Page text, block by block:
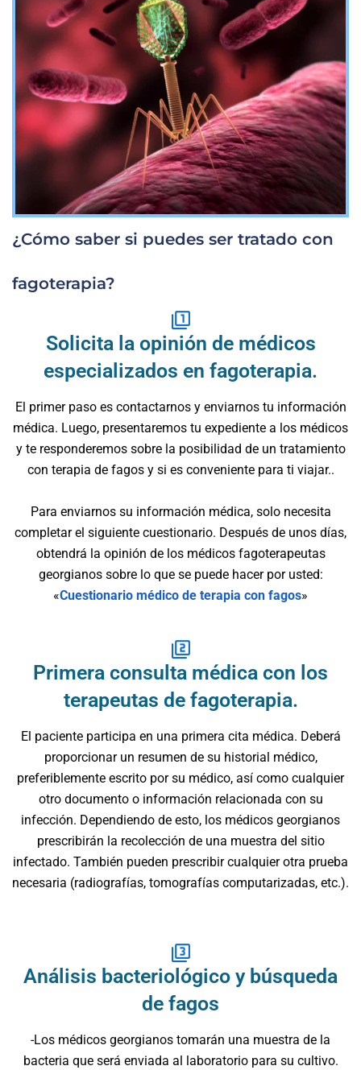
¿Cómo saber si puedes ser tratado con
fagoterapia?
Solicita la opinión de médicos
especializados en fagoterapia.
El primer paso es contactarnos y enviarnos tu información
médica. Luego, presentaremos tu expediente a los médicos
y te responderemos sobre la posibilidad de un tratamiento
con terapia de fagos y si es conveniente para ti viajar..
Para enviarnos su información médica, solo necesita
completar el siguiente cuestionario. Después de unos días,
obtendrá la opinión de los médicos fagoterapeutas
georgianos sobre lo que se puede hacer por usted:
«Cuestionario médico de terapia con fagos»
Primera consulta médica con los
terapeutas de fagoterapia.
El paciente participa en una primera cita médica. Deberá
proporcionar un resumen de su historial médico,
preferiblemente escrito por su médico, así como cualquier
otro documento o información relacionada con su
infección. Dependiendo de esto, los médicos georgianos
prescribirán la recolección de una muestra del sitio
infectado. También pueden prescribir cualquier otra prueba
necesaria (radiografías, tomografías computarizadas, etc.).
Análisis bacteriológico y búsqueda
de fagos
-Los médicos georgianos tomarán una muestra de la
bacteria que será enviada al laboratorio para su cultivo.